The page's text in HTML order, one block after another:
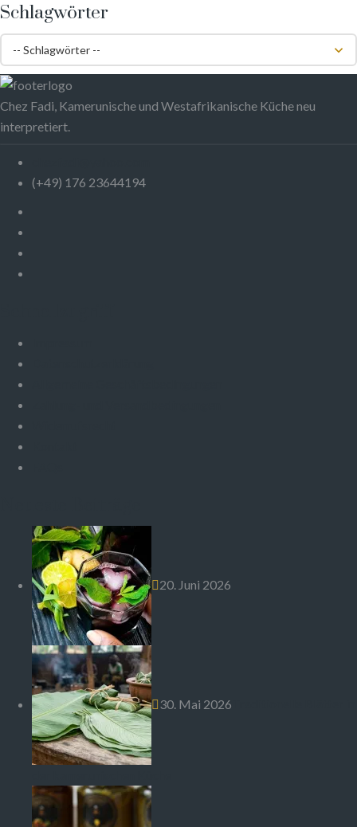
Schlagwörter
Chez Fadi, Kamerunische und Westafrikanische Küche neu
interpretiert.
(+49) 176 23644194
20. Juni 2026
30. Mai 2026